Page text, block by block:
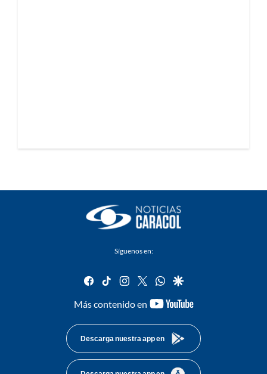
Síguenos en:
facebook
tiktok instagram
twitterwhatsapp
google
Más contenido en
youtube-
Descarga nuestra app en